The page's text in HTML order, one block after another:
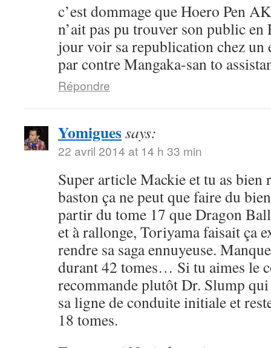
c’est dommage que Hoero Pen
n’ait pas pu trouver son public en
jour voir sa republication chez un
par contre Mangaka-san to
Répondre
Yomiguessays:
22 avril 2014 at 14 h 33 min
Super article Mackie et tu as bien
baston ça ne peut que faire du
partir du tome 17 que Dragon
et à rallonge, Toriyama faisait ça
rendre sa saga ennuyeuse.
durant 42 tomes… Si tu aimes le
recommande plutôt Dr. Slump qui
sa ligne de conduite initiale et
18 tomes.